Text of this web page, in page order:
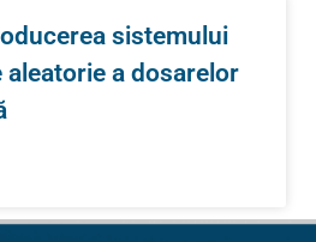
sistemului
a dosarelor